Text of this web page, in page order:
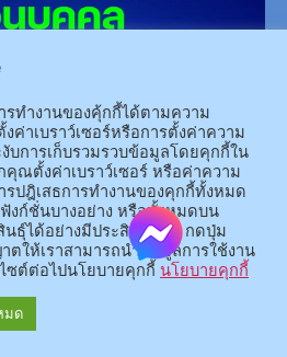
ามน จ.กาฬสินธุ์ 46230โทรศัพท์ : 043-602-055 โทรสาร :
043-602-044
นธุ์ อ.เมือง จ.กาฬสินธุ์ 46000โทรศัพท์ 043-811128 08-
64584360 โทรสาร 043-813070
rights Reserved.
ทำงานของคุ้กกี้ได้ตามความ
ค่าเบราว์เซอร์หรือการตั้งค่าความ
บการเก็บรวมรวบข้อมูลโดยคุกกี้ใน
ณตั้งค่าเบราว์เซอร์ หรือค่าความ
ปฎิเสธการทำงานของคุกกี้ทั้งหมด
งก์ชั่นบางอย่าง หรือทั้งหมดบน
นธุ์ได้อย่างมีประสิทธิภาพ กดปุ่ม
ให้เราสามารถนำข้อมูลการใช้งาน
ซต์ต่อไปนโยบายคุกกี้ นโยบายคุกกี้
มด